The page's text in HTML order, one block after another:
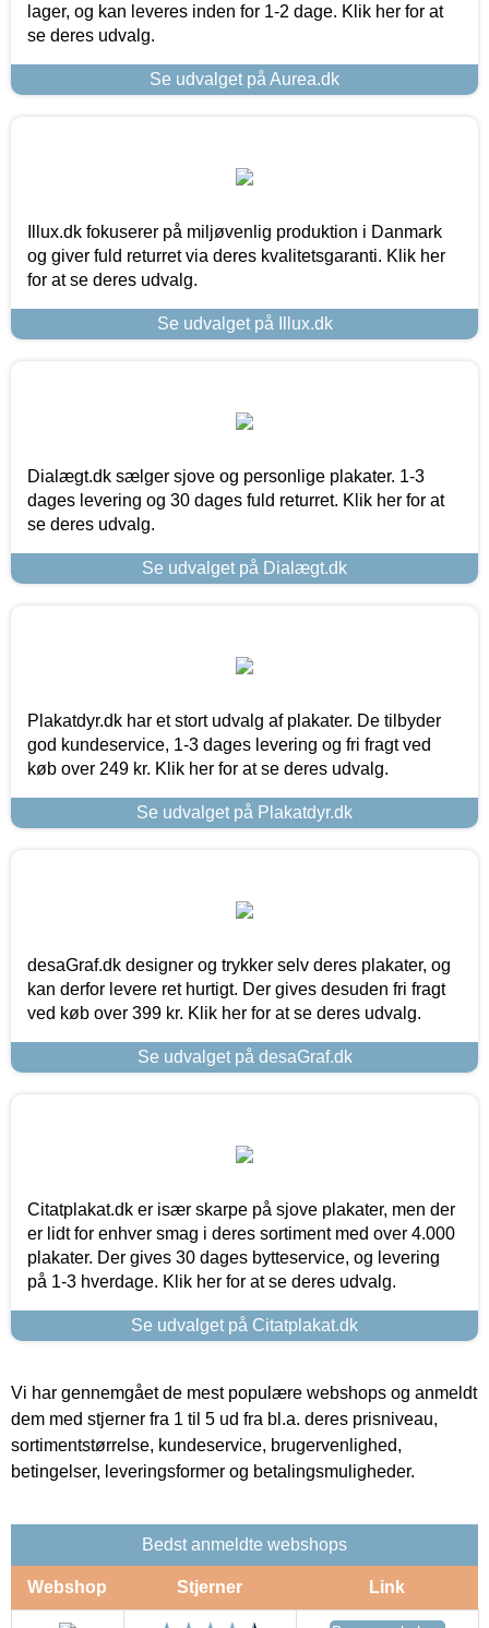
lager, og kan leveres inden for 1-2 dage. Klik her for at
se deres udvalg.
Se udvalget på Aurea.dk
Illux.dk fokuserer på miljøvenlig produktion i Danmark
og giver fuld returret via deres kvalitetsgaranti. Klik her
for at se deres udvalg.
Se udvalget på Illux.dk
Dialægt.dk sælger sjove og personlige plakater. 1-3
dages levering og 30 dages fuld returret. Klik her for at
se deres udvalg.
Se udvalget på Dialægt.dk
Plakatdyr.dk har et stort udvalg af plakater. De tilbyder
god kundeservice, 1-3 dages levering og fri fragt ved
køb over 249 kr. Klik her for at se deres udvalg.
Se udvalget på Plakatdyr.dk
desaGraf.dk designer og trykker selv deres plakater, og
kan derfor levere ret hurtigt. Der gives desuden fri fragt
ved køb over 399 kr. Klik her for at se deres udvalg.
Se udvalget på desaGraf.dk
Citatplakat.dk er især skarpe på sjove plakater, men der
er lidt for enhver smag i deres sortiment med over 4.000
plakater. Der gives 30 dages bytteservice, og levering
på 1-3 hverdage. Klik her for at se deres udvalg.
Se udvalget på Citatplakat.dk
Vi har gennemgået de mest populære webshops og anmeldt
dem med stjerner fra 1 til 5 ud fra bl.a. deres prisniveau,
sortimentstørrelse, kundeservice, brugervenlighed,
betingelser, leveringsformer og betalingsmuligheder.
Bedst anmeldte webshops
Webshop Stjerner Link